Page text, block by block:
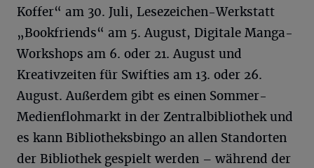
Koffer“ am 30. Juli, Lesezeichen-Werkstatt
„Bookfriends“ am 5. August, Digitale Manga-
Workshops am 6. oder 21. August und
Kreativzeiten für Swifties am 13. oder 26.
August. Außerdem gibt es einen Sommer-
Medienflohmarkt in der Zentralbibliothek und
es kann Bibliotheksbingo an allen Standorten
der Bibliothek gespielt werden – während der